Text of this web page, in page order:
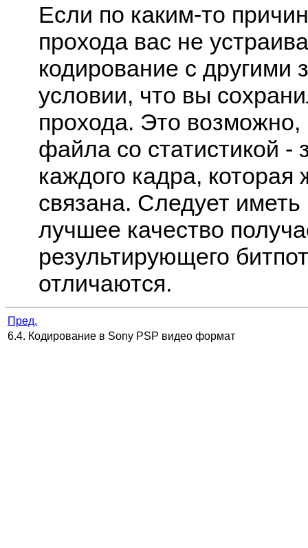
Если по каким-то
прохода вас не
кодирование с другими
условии, что вы
прохода. Это возможно,
файла со статистикой -
каждого кадра, которая
связана. Следует иметь
лучшее качество
результирующего
отличаются.
Пред.
6.4. Кодирование в Sony PSP видео формат